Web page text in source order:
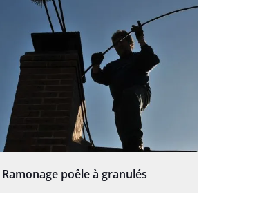
Ramonage poêle à granulés